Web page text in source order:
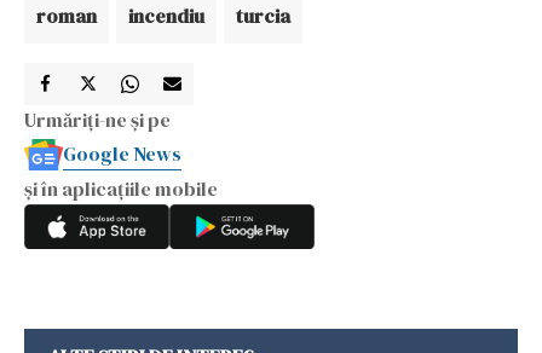
roman incendiu turcia
Urmăriți-ne și pe
Google News
și în aplicațiile mobile